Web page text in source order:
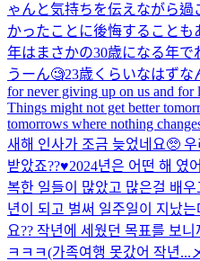
ゃんと気持ちを伝えながら
かったことに後悔すること
年はまさかの30歳になる年で
うーん🧐23歳くらいなはずな
for never giving up on us and
Things might not get better
tomorrows where nothing
새해 인사가 조금 늦었네요🥺
받았죠??♥️2024년은 어떤 해 였
복한 일들이 많았고 많은걸 배
년이 되고 벌써 일주일이 지났
요?? 작년에 세웠던 목표를 보
ㅋㅋㅋ(가족여행 못갔어 작년...